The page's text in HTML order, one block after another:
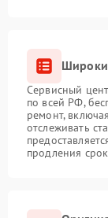
Сервисный
по всей РФ,
ремонт,
отслеживать
продления